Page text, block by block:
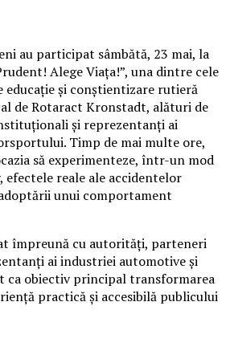
au participat sâmbătă, 23 mai, la
Alege Viața!”, una dintre cele
educație și conștientizare rutieră
de Rotaract Kronstadt, alături de
și reprezentanți ai
Timp de mai multe ore,
să experimenteze, într-un mod
reale ale accidentelor
unui comportament
împreună cu autorități, parteneri
ai industriei automotive și
ca obiectiv principal transformarea
practică și accesibilă publicului